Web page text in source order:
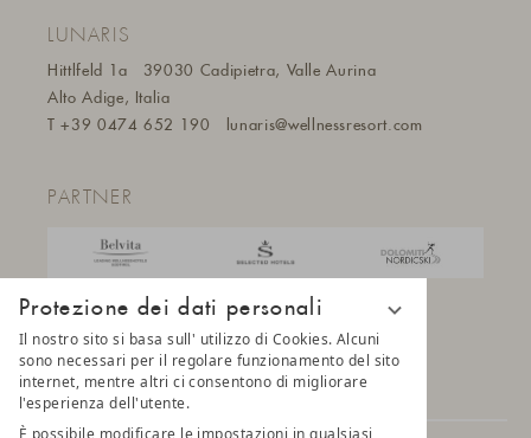
Protezione dei dati personali
Il nostro sito si basa sull' utilizzo di Cookies. Alcuni
sono necessari per il regolare funzionamento del sito
internet, mentre altri ci consentono di migliorare
l'esperienza dell'utente.
È possibile modificare le impostazioni in qualsiasi
LUNARIS
Hittlfeld 1a
39030 Cadipietra, Valle Aurina
Alto Adige, Italia
T+39 0474 652 190 lunaris@wellnessresort. com
PARTNER